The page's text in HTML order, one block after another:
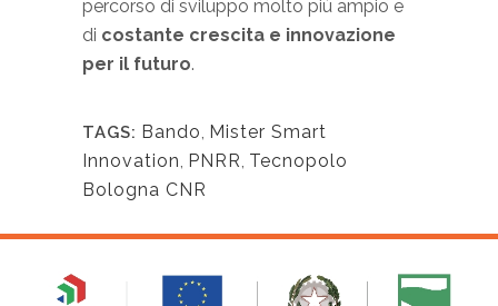
percorso di sviluppo molto più ampio e
di costante crescita e innovazione
per il futuro.
TAGS: Bando, Mister Smart
Innovation, PNRR, Tecnopolo
Bologna CNR